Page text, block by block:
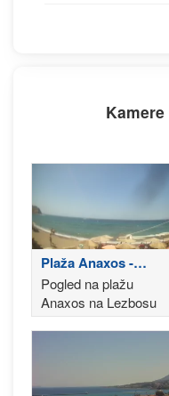
Plaža Anaxos -
Lezbos
Pogled na plažu
Anaxos na Lezbosu